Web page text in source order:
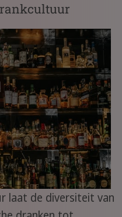
laat de diversiteit van